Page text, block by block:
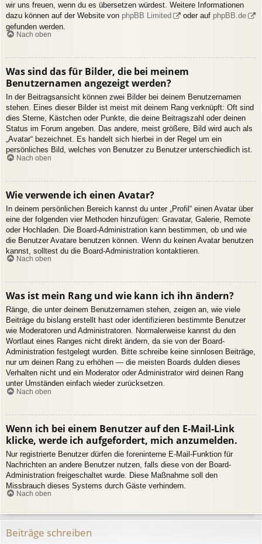
wir uns freuen, wenn du es übersetzen würdest. Weitere Informationen
dazu können auf der Website von phpBB Limited oder auf phpBB.de
gefunden werden.
Nach oben
Was sind das für Bilder, die bei meinem
Benutzernamen angezeigt werden?
In der Beitragsansicht können zwei Bilder bei deinem Benutzernamen
stehen. Eines dieser Bilder ist meist mit deinem Rang verknüpft: Oft sind
dies Sterne, Kästchen oder Punkte, die deine Beitragszahl oder deinen
Status im Forum angeben. Das andere, meist größere, Bild wird auch als
„Avatar“ bezeichnet. Es handelt sich hierbei in der Regel um ein
persönliches Bild, welches von Benutzer zu Benutzer unterschiedlich ist.
Nach oben
Wie verwende ich einen Avatar?
In deinem persönlichen Bereich kannst du unter „Profil“ einen Avatar über
eine der folgenden vier Methoden hinzufügen: Gravatar, Galerie, Remote
oder Hochladen. Die Board-Administration kann bestimmen, ob und wie
die Benutzer Avatare benutzen können. Wenn du keinen Avatar benutzen
kannst, solltest du die Board-Administration kontaktieren.
Nach oben
Was ist mein Rang und wie kann ich ihn ändern?
Ränge, die unter deinem Benutzernamen stehen, zeigen an, wie viele
Beiträge du bislang erstellt hast oder identifizieren bestimmte Benutzer
wie Moderatoren und Administratoren. Normalerweise kannst du den
Wortlaut eines Ranges nicht direkt ändern, da sie von der Board-
Administration festgelegt wurden. Bitte schreibe keine sinnlosen Beiträge,
nur um deinen Rang zu erhöhen — die meisten Boards dulden dieses
Verhalten nicht und ein Moderator oder Administrator wird deinen Rang
unter Umständen einfach wieder zurücksetzen.
Nach oben
Wenn ich bei einem Benutzer auf den E-Mail-Link
klicke, werde ich aufgefordert, mich anzumelden.
Nur registrierte Benutzer dürfen die foreninterne E-Mail-Funktion für
Nachrichten an andere Benutzer nutzen, falls diese von der Board-
Administration freigeschaltet wurde. Diese Maßnahme soll den
Missbrauch dieses Systems durch Gäste verhindern.
Nach oben
Beiträge schreiben